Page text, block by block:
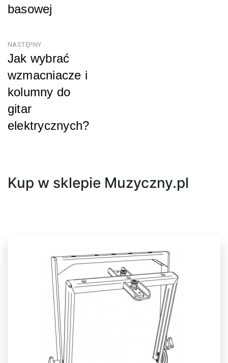
basowej
NASTĘPNY
Jak wybrać
wzmacniacze i
kolumny do
gitar
elektrycznych?
Kup w sklepie Muzyczny.pl